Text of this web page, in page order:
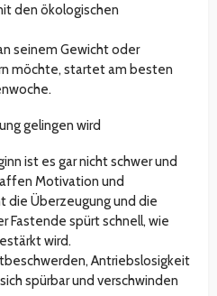
den ökologischen
seinem Gewicht oder
möchte, startet am besten
gelingen wird
ist es gar nicht schwer und
Motivation und
die Überzeugung und die
Fastende spürt schnell, wie
wird.
Antriebslosigkeit
spürbar und verschwinden